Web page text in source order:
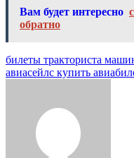
Вам будет интересно
обратно
Навигация
по
билеты тракториста
авиасейлс купить